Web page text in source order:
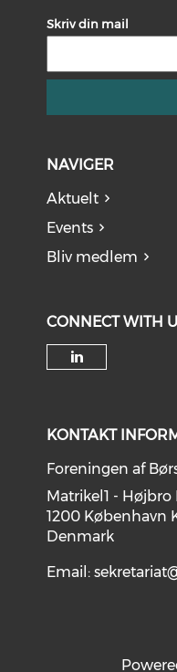
Skriv din mail
NAVIGER
Aktuelt
Events
Bliv medlem
CONNECT WITH
KONTAKT
Foreningen af
Matrikel1 - Højbro
1200 København
Denmark
Email: